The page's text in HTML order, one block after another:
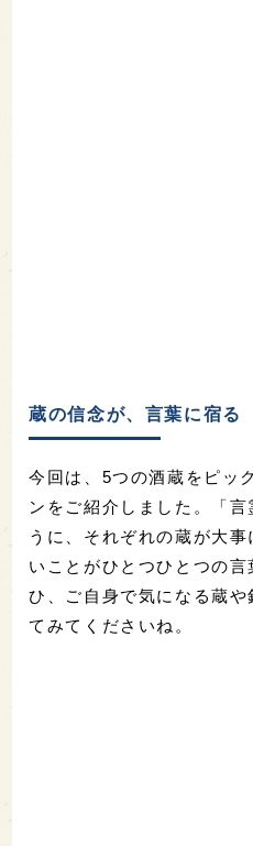
蔵の信念が、言葉に宿る
今回は、5つの酒蔵をピッ
ンをご紹介しました。「
うに、それぞれの蔵が大
いことがひとつひとつの
ひ、ご自身で気になる蔵
てみてくださいね。